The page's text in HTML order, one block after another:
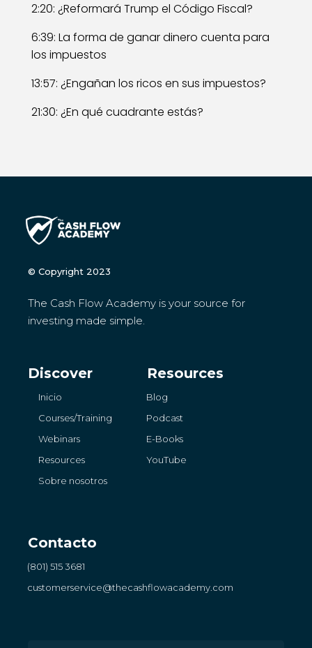
2:20: ¿Reformará Trump el Código Fiscal?
6:39: La forma de ganar dinero cuenta para
los impuestos
13:57: ¿Engañan los ricos en sus impuestos?
21:30: ¿En qué cuadrante estás?
© Copyright 2023
The Cash Flow Academy is your source for
investing made simple.
Discover
Inicio
Courses/Training
Webinars
Resources
Sobre nosotros
Resources
Blog
Podcast
E-Books
YouTube
Contacto
(801) 515 3681
customerservice@thecashflowacademy.com